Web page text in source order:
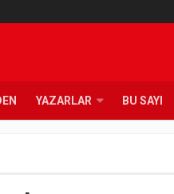
YAZARLAR BU SAYI